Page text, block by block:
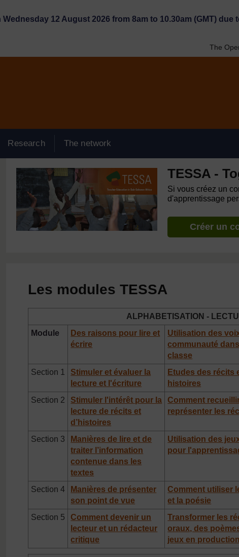
12 August 2026 from 8am to 10.30am (GMT) due
The
Research The network
TESSA -
Si vous créez un
d'apprentissage
Créer un
Les modules TESSA
ALPHABETISATION -
Module
Des raisons pour lire et
écrire
Utilisation des
communauté
classe
Section 1
Stimuler et évaluer la
lecture et l'écriture
Etudes des récits
histoires
Section 2
Stimuler l'intérêt pour la
lecture de récits et
d’histoires
Comment
représenter les
Section 3
Manières de lire et de
traiter l’information
contenue dans les
textes
Utilisation des
pour
Section 4
Manières de présenter
son point de vue
Comment utiliser
et la poésie
Section 5
Comment devenir un
lecteur et un rédacteur
critique
Transformer les
oraux, des
jeux en